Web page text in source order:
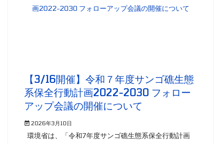
【3/16開催】令和７年度サンゴ礁生態
系保全行動計画2022-2030 フォロー
アップ会議の開催について
2026年3月10日
環境省は、「令和7年度サンゴ礁生態系保全行動計画